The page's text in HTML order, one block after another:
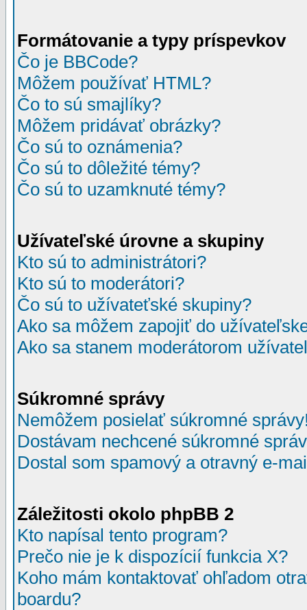
Formátovanie a typy príspevkov
Čo je BBCode?
Môžem používať HTML?
Čo to sú smajlíky?
Môžem pridávať obrázky?
Čo sú to oznámenia?
Čo sú to dôležité témy?
Čo sú to uzamknuté témy?
Užívateľské úrovne a skupiny
Kto sú to administrátori?
Kto sú to moderátori?
Čo sú to užívateťské skupiny?
Ako sa môžem zapojiť do
Ako sa stanem moderátorom
Súkromné správy
Nemôžem posielať súkromné
Dostávam nechcené súkromné
Dostal som spamový a otravný e-
Záležitosti okolo phpBB 2
Kto napísal tento program?
Prečo nie je k dispozícií funkcia X?
Koho mám kontaktovať ohľadom
boardu?